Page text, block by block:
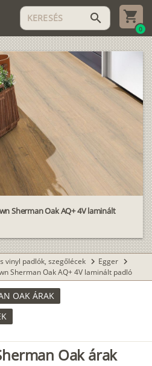
search
0
Sherman Oak AQ+ 4V laminált
vinyl padlók, szegőlécek chevron_right Egger chevron_right
Sherman Oak AQ+ 4V laminált padló
OAK ÁRAK
Oak árak